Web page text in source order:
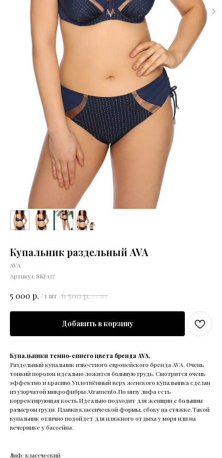
Купальник раздельный AVA
AVA
Артикул: SKJ 137
5 000 р. / 1 шт 6 500р./1 шт
Добавить в корзину
Купальники темно-синего цвета бренда AVA.
Раздельный купальник известного европейского бренда AVA. Очень
тонкий поролон идеально ложится большую грудь. Смотрится очень
эффектно и красиво.Уплотнённый верх женского купальника сделан
из узорчатой микрофибры Atramento.По низу лифа есть
корректирующая кость.Идеально подходит для женщин с большим
размером груди. Плавки классической формы, сбоку на стяжке.Такой
купальник отлично подойдет для пляжного отдыха у моря или на
вечеринке у бассейна.
Лиф: классческий